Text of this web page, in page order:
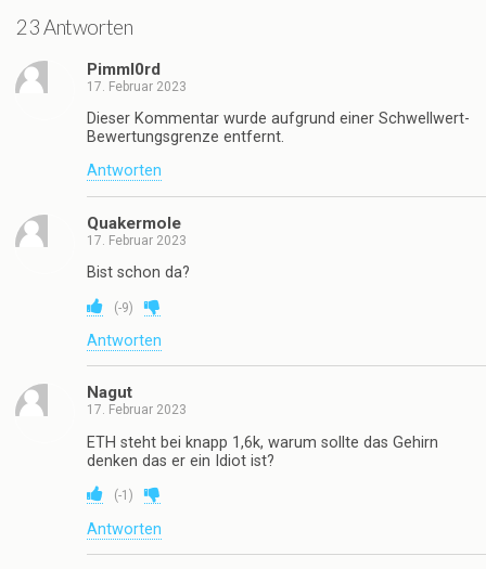
23 Antworten
Pimml0rd
17. Februar 2023
Dieser Kommentar wurde aufgrund einer Schwellwert-
Bewertungsgrenze entfernt.
Antworten
Quakermole
17. Februar 2023
Bist schon da?
(-9)
Antworten
Nagut
17. Februar 2023
ETH steht bei knapp 1,6k, warum sollte das Gehirn
denken das er ein Idiot ist?
(-1 )
Antworten